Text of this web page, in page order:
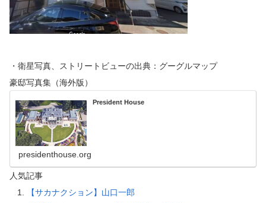
・衛星写真、ストリートビューの出典：グーグルマップ
豪邸写真集（海外版）
President House
presidenthouse.org
人気記事
【サカナクション】山口一郎